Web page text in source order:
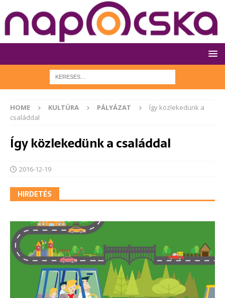
HOME KULTÚRA PÁLYÁZAT
Így közlekedünk a
családdal
Így közlekedünk a családdal
2016-12-19
HIRDETÉS